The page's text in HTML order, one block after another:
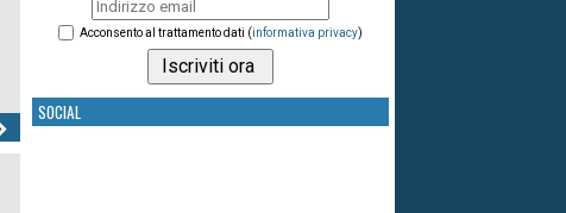
Acconsento al trattamento dati (informativa privacy)
SOCIAL